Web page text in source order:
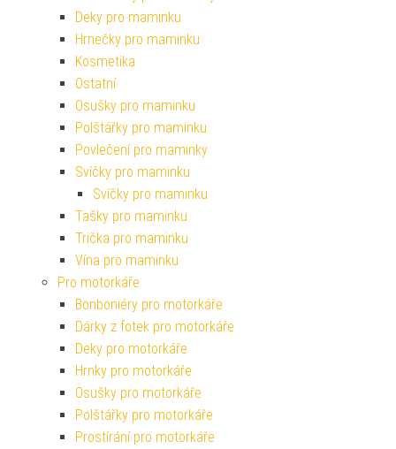
Deky pro maminku
Hrnečky pro maminku
Kosmetika
Ostatní
Osušky pro maminku
Polštářky pro maminku
Povlečení pro maminky
Svíčky pro maminku
Svíčky pro maminku
Tašky pro maminku
Trička pro maminku
Vína pro maminku
Pro motorkáře
Bonboniéry pro motorkáře
Dárky z fotek pro motorkáře
Deky pro motorkáře
Hrnky pro motorkáře
Osušky pro motorkáře
Polštářky pro motorkáře
Prostírání pro motorkáře